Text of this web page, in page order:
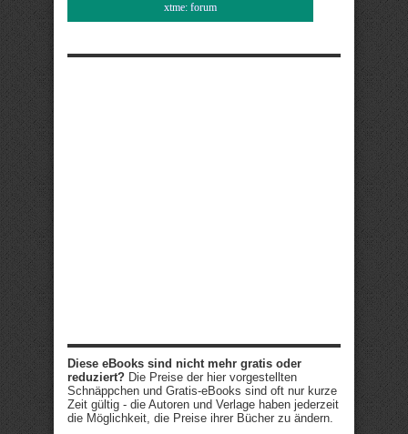
xtme: forum
Diese eBooks sind nicht mehr gratis oder
reduziert? Die Preise der hier vorgestellten
Schnäppchen und Gratis-eBooks sind oft nur kurze
Zeit gültig - die Autoren und Verlage haben jederzeit
die Möglichkeit, die Preise ihrer Bücher zu ändern.